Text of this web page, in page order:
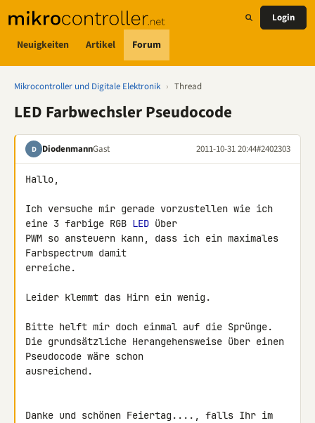
Neuigkeiten Artikel Forum
Login
Mikrocontroller und Digitale Elektronik › Thread
LED Farbwechsler Pseudocode
D DiodenmannGast 2011-10-31 20:44#2402303
Hallo,
Ich versuche mir gerade vorzustellen wie ich
eine 3 farbige RGB LED über
PWM so ansteuern kann, dass ich ein maximales
Farbspectrum damit
erreiche.
Leider klemmt das Hirn ein wenig.
Bitte helft mir doch einmal auf die Sprünge.
Die grundsätzliche Herangehensweise über einen
Pseudocode wäre schon
ausreichend.
Danke und schönen Feiertag...., falls Ihr im